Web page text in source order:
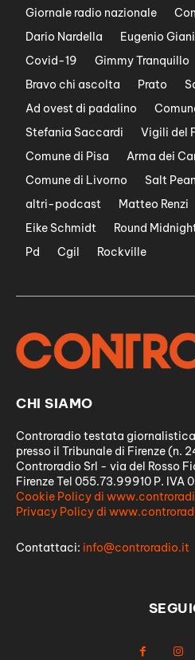
Giornale radio nazionale
Dario Nardella
Eugenio Giani
Covid-19
Gimmy Tranquillo
Bravo chi ascolta
Prato
Ad ovest di padalino
Stefania Saccardi
Vigili del
Comune di Pisa
Arma dei
Comune di Livorno
Salt
altri-podcast
Matteo Renzi
Eike Schmidt
Round
Pd
Cgil Rockville
CHI SIAMO
Controradio testata
presso il Tribunale di Firenze (n.
Controradio Srl - via del Rosso
Firenze Tel 055.73.99910 P. IVA
Cookie Policy di
Privacy Policy di
Contattaci: info@controradio.it